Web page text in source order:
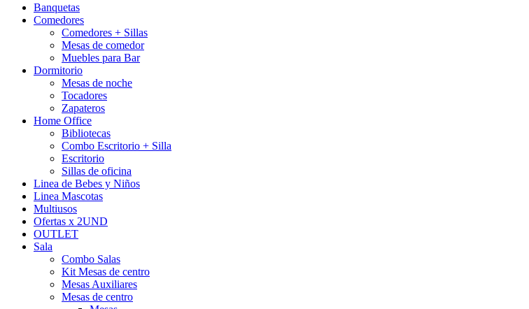
Banquetas
Comedores
Comedores + Sillas
Mesas de comedor
Muebles para Bar
Dormitorio
Mesas de noche
Tocadores
Zapateros
Home Office
Bibliotecas
Combo Escritorio + Silla
Escritorio
Sillas de oficina
Linea de Bebes y Niños
Linea Mascotas
Multiusos
Ofertas x 2UND
OUTLET
Sala
Combo Salas
Kit Mesas de centro
Mesas Auxiliares
Mesas de centro